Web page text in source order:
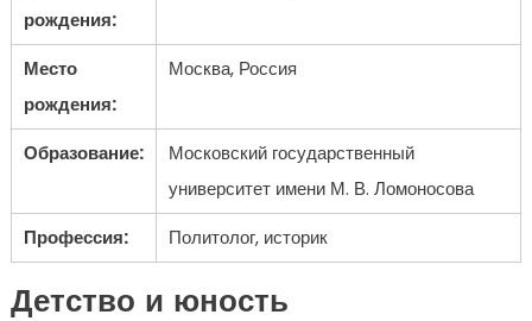
рождения:
Место
рождения:
Москва, Россия
Образование:
Московский государственный
университет имени М. В. Ломоносова
Профессия:
Политолог, историк
Детство и юность